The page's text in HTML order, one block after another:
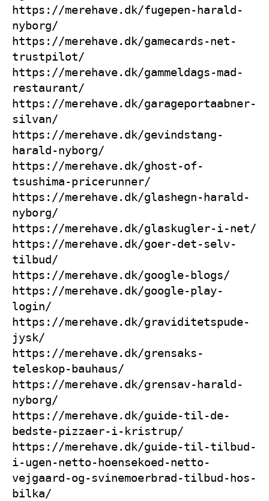
https://merehave.dk/fugepen-harald-
nyborg/
https://merehave.dk/gamecards-net-
trustpilot/
https://merehave.dk/gammeldags-mad-
restaurant/
https://merehave.dk/garageportaabner-
silvan/
https://merehave.dk/gevindstang-
harald-nyborg/
https://merehave.dk/ghost-of-
tsushima-pricerunner/
https://merehave.dk/glashegn-harald-
nyborg/
https://merehave.dk/glaskugler-i-net/
https://merehave.dk/goer-det-selv-
tilbud/
https://merehave.dk/google-blogs/
https://merehave.dk/google-play-
login/
https://merehave.dk/graviditetspude-
jysk/
https://merehave.dk/grensaks-
teleskop-bauhaus/
https://merehave.dk/grensav-harald-
nyborg/
https://merehave.dk/guide-til-de-
bedste-pizzaer-i-kristrup/
https://merehave.dk/guide-til-tilbud-
i-ugen-netto-hoensekoed-netto-
vejgaard-og-svinemoerbrad-tilbud-hos-
bilka/